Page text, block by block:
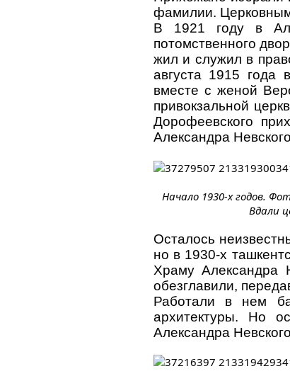
фамилии.
В 1921 году в
потомственного
жил и служил в
августа 1915 года
вместе с женой
привокзальной
Дорофеевского
Александра
Начало 1930-х годов.
Вдали
Осталось
но в 1930-х
Храму Александра
обезглавили,
Работали в нем
архитектуры. Но
Александра